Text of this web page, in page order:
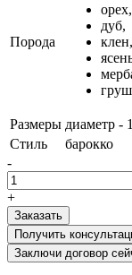
Порода
орех,
дуб,
клен,
Размеры диаметр -
Стиль
барокко
-
+
Получить
Заключи договор